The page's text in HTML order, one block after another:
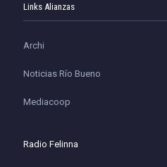
Links Alianzas
Archi
Noticias Río Bueno
Mediacoop
Radio Felinna